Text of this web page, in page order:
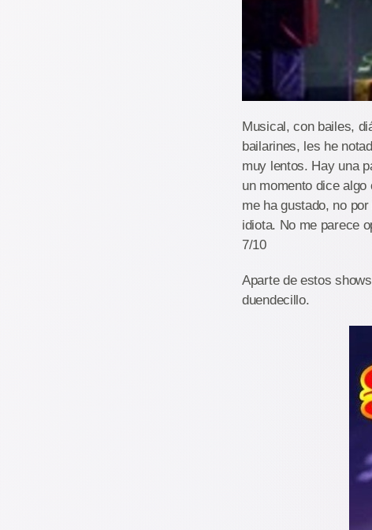
Musical, con bailes,
bailarines, les he
muy lentos. Hay una
un momento dice
me ha gustado, no
idiota. No me parece
7/10
Aparte de estos
duendecillo.